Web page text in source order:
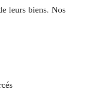
leurs biens. Nos